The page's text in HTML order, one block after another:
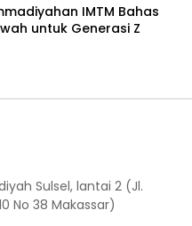
IMTM Bahas
untuk Generasi Z
Sulsel, lantai 2 (Jl.
No 38 Makassar)